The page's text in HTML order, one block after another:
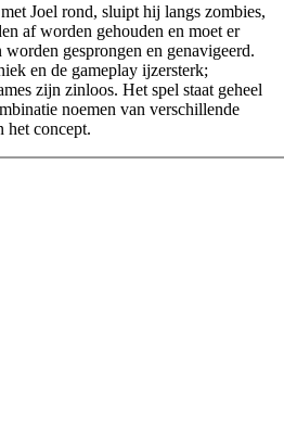
Joel rond, sluipt hij langs zombies,
af worden gehouden en moet er
gesprongen en genavigeerd.
en de gameplay ijzersterk;
zijn zinloos. Het spel staat geheel
noemen van verschillende
het concept.